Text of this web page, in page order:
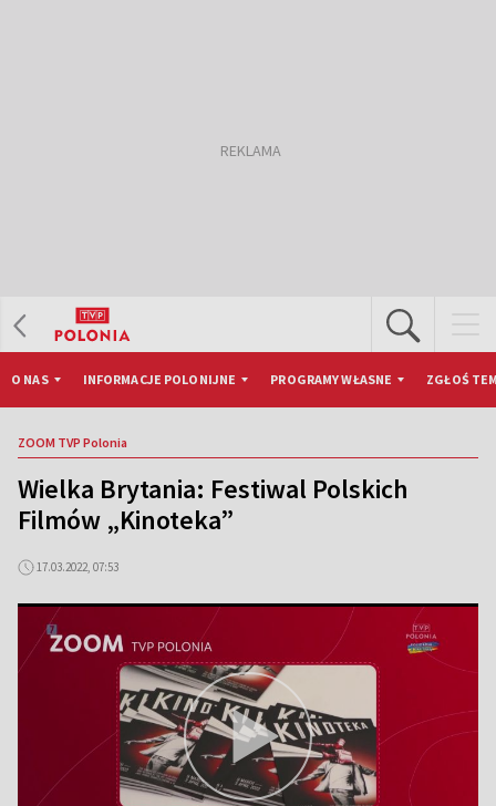
O NAS INFORMACJE POLONIJNE PROGRAMY WŁASNE ZGŁOŚ
ZOOM TVP Polonia
Wielka Brytania: Festiwal Polskich
Filmów „Kinoteka”
17.03.2022, 07:53